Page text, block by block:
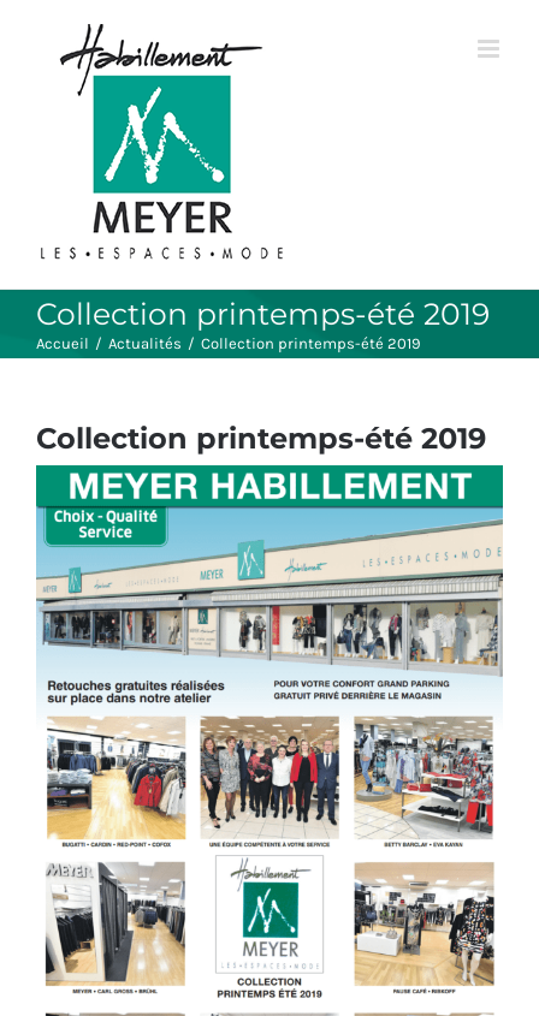
Collection printemps-été 2019
Accueil / Actualités / Collection printemps-été 2019
Collection printemps-été 2019